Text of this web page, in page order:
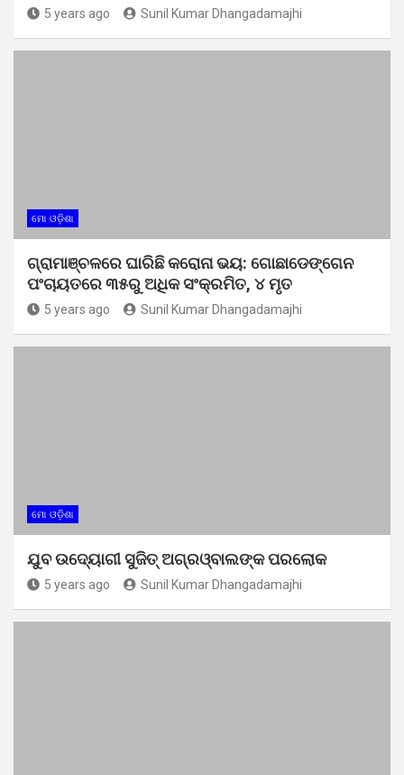
5 years ago Sunil Kumar Dhangadamajhi
ମୋ ଓଡ଼ିଶା
ଗ୍ରାମାଞ୍ଚଳରେ ଘାରିଛି କରୋନା ଭୟ: ଗୋଛାଡେଙ୍ଗେନ
ପଂଚାୟତରେ ୩୫ରୁ ଅଧିକ ସଂକ୍ରମିତ, ୪ ମୃତ
5 years ago Sunil Kumar Dhangadamajhi
ମୋ ଓଡ଼ିଶା
ଯୁବ ଉଦ୍ୟୋଗୀ ସୁଜିତ୍ ଅଗ୍ରଓ୍ବାଲଙ୍କ ପରଲୋକ
5 years ago Sunil Kumar Dhangadamajhi